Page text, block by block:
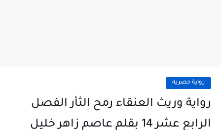
رواية حصريه
رواية وريث العنقاء رمح الثأر الفصل
الرابع عشر 14 بقلم عاصم زاهر خليل